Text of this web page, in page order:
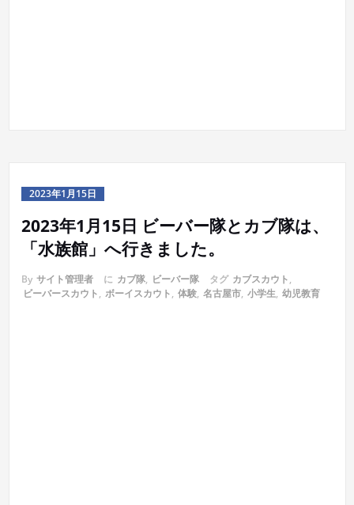
2023年1月15日
2023年1月15日 ビーバー隊とカブ隊は、
「水族館」へ行きました。
By サイト管理者 に カブ隊, ビーバー隊 タグ カブスカウト,
ビーバースカウト, ボーイスカウト, 体験, 名古屋市, 小学生, 幼児教育